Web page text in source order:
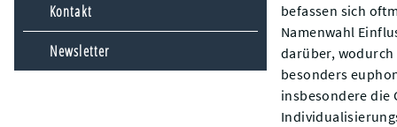
Kontakt
Newsletter
befassen sich
Namenwahl
darüber,
besonders
insbesondere die